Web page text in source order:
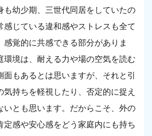
も幼少期、三世代同居をしていたの
感じている違和感やストレスも全て
感覚的に共感できる部分がありま
環境は、耐える力や場の空気を読む
面もあるとは思いますが、それと引
気持ちを軽視したり、否定的に捉え
いとも思います。だからこそ、外の
定感や安心感をどう家庭内にも持ち